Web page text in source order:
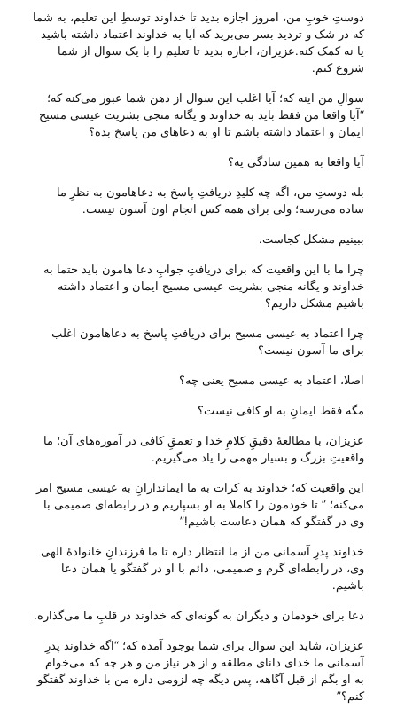
دوستِ خوبِ من، امروز اجازه بدید تا خداوند توسطِ این تعلیم، به شما
که در شک و تردید بسر می‌‌برید که آیا به خداوند اعتماد داشته باشید
یا نه کمک کنه.عزیزان، اجازه بدید تا تعلیم را با یک سوال از شما
شروع کنم.
سوالِ من اینه که؛ آیا اغلب این سوال از ذهن شما عبور می‌‌کنه که؛
“آیا واقعا من فقط باید به خداوند و یگانه منجی بشریت عیسی مسیح
ایمان و اعتماد داشته باشم تا او به دعا‌های من پاسخ بده؟
آیا واقعا به همین سادگی یه؟
بله دوستِ من، اگه چه کلیدِ دریافتِ پاسخ به دعاهامون به نظرِ ما
ساده می‌‌رسه؛ ولی‌ برای همه کس انجام اون آسون نیست.
ببینیم مشکل کجاست.
چرا ما با این واقعیت که برای دریافتِ جوابِ دعا هامون باید حتما به
خداوند و یگانه منجی بشریت عیسی مسیح ایمان و اعتماد داشته
باشیم مشکل داریم؟
چرا اعتماد به عیسی مسیح برای دریافتِ پاسخ به دعاهامون اغلب
برای ما آسون نیست؟
اصلا، اعتماد به عیسی مسیح یعنی چه؟
مگه فقط ایمانِ به او کافی نیست؟
عزیزان، با مطالعهٔ دقیقِ کلامِ خدا و تعمقِ کافی در آموزه‌های آن؛ ما
واقعیتِ بزرگ و بسیار مهمی را یاد می‌‌گیریم.
این واقعیت که؛ خداوند به کرات به ما ایماندارانِ به عیسی مسیح امر
می‌‌کنه؛ ” تا خودمون را کاملا به او بسپاریم و در رابطه‌ای صمیمی با
وی در گفتگو که همان دعاست باشیم!”
خداوند پدرِ آسمانی من از ما انتظار داره تا ما فرزندانِ خانوادهٔ الهی
وی، در رابطه‌ای گرم و صمیمی، دائم با او در گفتگو یا همان دعا
باشیم.
دعا برای خودمان و دیگران به گونه‌ای که خداوند در قلبِ ما می‌‌گذاره.
عزیزان، شاید این سوال برای شما بوجود آمده که؛ “اگه خداوند پدرِ
آسمانی ما خدای دانای مطلقه و از هر نیاز من و هر چه که می‌‌خوام
به او بگم از قبل آگاهه، پس دیگه چه لزومی داره من با خداوند گفتگو
کنم؟”